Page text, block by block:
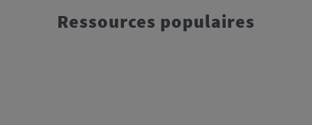
Ressources populaires